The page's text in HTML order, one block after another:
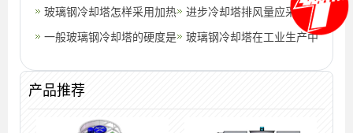
和闭式冷
钢冷却塔维修改造）
定期做好以下几项维护保养
工作
玻璃钢冷却塔怎样采用加热
板来保温(玻璃钢冷却塔厂
进步冷却塔排风量应采取哪
些措施
一般玻璃钢冷却塔的硬度是
玻璃钢冷却塔在工业生产中
产品推荐